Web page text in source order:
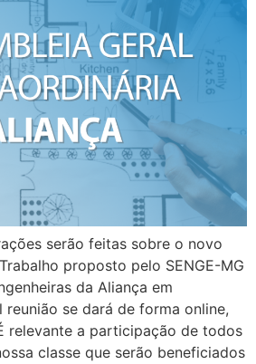
serão feitas sobre o novo
proposto pelo SENGE-MG
da Aliança em
reunião se dará de forma online,
relevante a participação de todos
classe que serão beneficiados